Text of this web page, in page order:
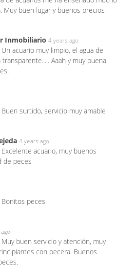
Muy buen lugar y buenos precios
Inmobiliario 4 years ago
Un acuario muy limpio, el agua de
Aaah y muy buena
Buen surtido, servicio muy amable
4 years ago
Excelente acuario, muy buenos
de peces
Bonitos peces
Muy buen servicio y atención, muy
con pecera. Buenos